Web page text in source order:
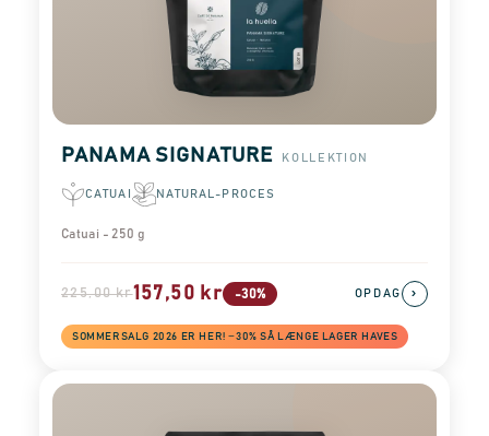
PANAMA SIGNATURE KOLLEKTION
CATUAI NATURAL-PROCES
Catuai - 250 g
225,00 kr157,50 kr -30%
SOMMERSALG 2026 ER HER! −30% SÅ LÆNGE LAGER HAVES
OPDAG ›